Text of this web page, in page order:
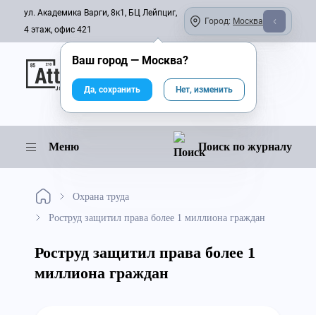
ул. Академика Варги, 8к1, БЦ Лейпциг,
4 этаж, офис 421
Город: Москва
Онлайн-журнал
Меню Поиск по журналу
Охрана труда
Роструд защитил права более 1 миллиона граждан
Роструд защитил права более 1
миллиона граждан
Ваш город — Москва?
Да, сохранить Нет, изменить